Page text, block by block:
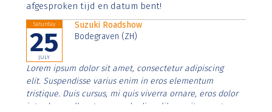
afgesproken tijd en datum bent!
Saturday
25
JULY
Suzuki Roadshow
Bodegraven (ZH)
Lorem ipsum dolor sit amet, consectetur adipiscing
elit. Suspendisse varius enim in eros elementum
tristique. Duis cursus, mi quis viverra ornare, eros dolor
interdum nulla, ut commodo diam libero vitae erat.